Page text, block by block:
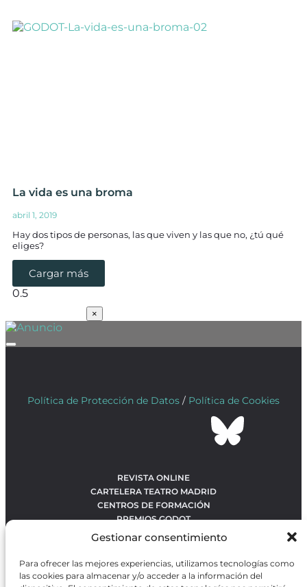
Gestionar consentimiento
Para ofrecer las mejores experiencias, utilizamos tecnologías como
las cookies para almacenar y/o acceder a la información del
La vida es una broma
abril 1, 2019
Hay dos tipos de personas, las que viven y las que no, ¿tú qué
eliges?
Cargar más
×
Política de Protección de Datos / Política de Cookies
REVISTA ONLINE
CARTELERA TEATRO MADRID
CENTROS DE FORMACIÓN
PREMIOS GODOT
CONTACTO
OBRAS MÁS VOTADAS